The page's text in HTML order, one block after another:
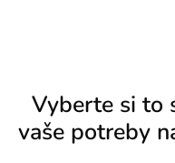
Vyberte si to
vaše potreby